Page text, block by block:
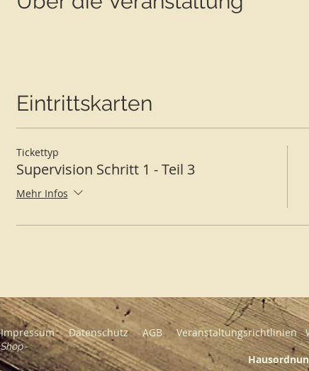
Eintrittskarten
Tickettyp
Supervision Schritt 1 - Teil 3
Mehr Infos
Impressum Datenschutz AGB Veranstaltungsrichtlinien
Shop-